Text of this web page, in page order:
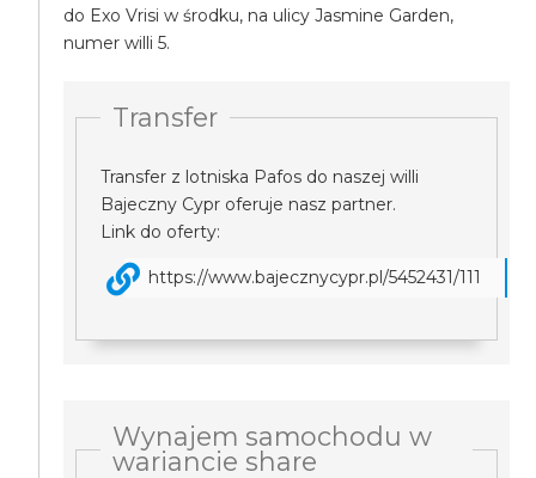
do Exo Vrisi w środku, na ulicy Jasmine Garden,
numer willi 5.
Transfer
Transfer z lotniska Pafos do naszej willi
Bajeczny Cypr oferuje nasz partner.
Link do oferty:
https://www.bajecznycypr.pl/5452431/111
Wynajem samochodu w
wariancie share